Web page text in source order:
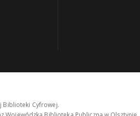
Biblioteki Cyfrowej.